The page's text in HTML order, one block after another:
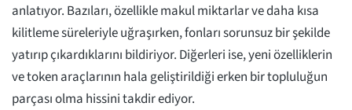
anlatıyor. Bazıları, özellikle makul miktarlar ve daha kısa
kilitleme süreleriyle uğraşırken, fonları sorunsuz bir şekilde
yatırıp çıkardıklarını bildiriyor. Diğerleri ise, yeni özelliklerin
ve token araçlarının hala geliştirildiği erken bir topluluğun
parçası olma hissini takdir ediyor.